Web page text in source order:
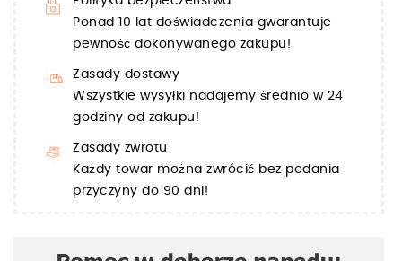
Ponad 10 lat doświadczenia gwarantuje
pewność dokonywanego zakupu!
Zasady dostawy
Wszystkie wysyłki nadajemy średnio w 24
godziny od zakupu!
Zasady zwrotu
Każdy towar można zwrócić bez podania
przyczyny do 90 dni!